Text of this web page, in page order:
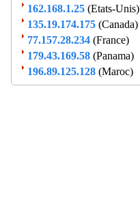
162.168.1.25 (Etats-Unis)
135.19.174.175 (Canada)
77.157.28.234 (France)
179.43.169.58 (Panama)
196.89.125.128 (Maroc)